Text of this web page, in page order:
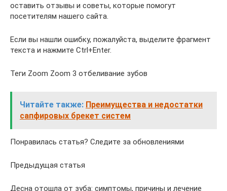
оставить отзывы и советы, которые помогут
посетителям нашего сайта.
Если вы нашли ошибку, пожалуйста, выделите фрагмент
текста и нажмите Ctrl+Enter.
Теги Zoom Zoom 3 отбеливание зубов
Читайте также: Преимущества и недостатки
сапфировых брекет систем
Понравилась статья? Следите за обновлениями
Предыдущая статья
Десна отошла от зуба: симптомы, причины и лечение